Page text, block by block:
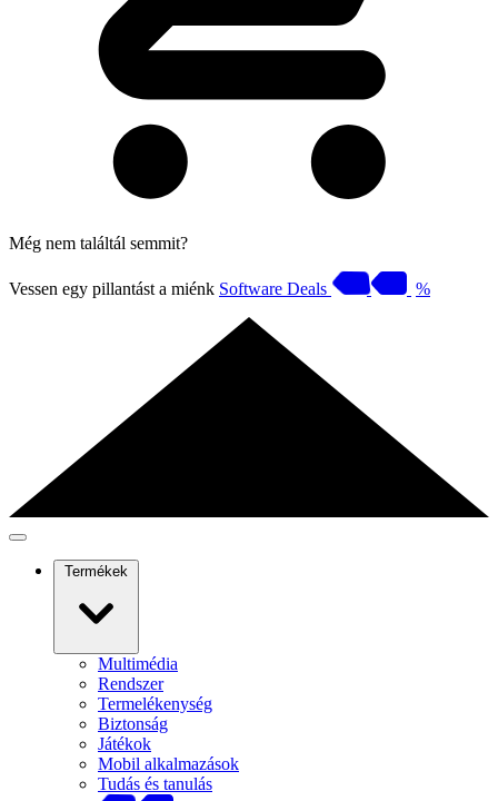
Még nem találtál semmit?
Vessen egy pillantást a miénk Software Deals %
Termékek
Multimédia
Rendszer
Termelékenység
Biztonság
Játékok
Mobil alkalmazások
Tudás és tanulás